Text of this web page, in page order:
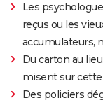
Les
reçus ou les
accumulateurs,
Du carton au
misent sur
Des policiers